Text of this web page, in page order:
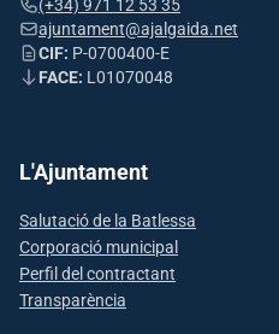
(+34) 971 12 53 35
ajuntament@ajalgaida.net
CIF: P-0700400-E
FACE: L01070048
L'Ajuntament
Salutació de la Batlessa
Corporació municipal
Perfil del contractant
Transparència